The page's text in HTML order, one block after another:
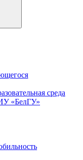
среда
«БелГУ»